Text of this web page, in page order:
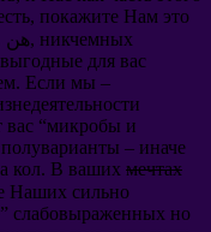
, покажите Нам это
, هن وقت رهيو لاء, никчемных
для вас
. Если мы –
вас “микробы и
– иначе
кол. В ваших мечтах
Наших сильно
” слабовыраженных но